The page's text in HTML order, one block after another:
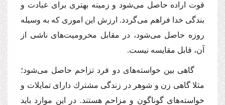
قوت اراده حاصل مى‌شود و زمینه بهترى براى عبادت و
بندگى خدا فراهم مى‌گردد. ارزش این امورى كه به وسیله
روزه حاصل مى‌شود، در مقابل محرومیت‌هاى ناشى از
آن، قابل مقایسه نیست.
گاهى بین خواسته‌هاى دو فرد تزاحم حاصل مى‌شود؛
مثلا گاهى زن و شوهر در زندگى مشترك داراى تمایلات و
خواسته‌هاى گوناگون و مزاحم هستند. در این موارد باید